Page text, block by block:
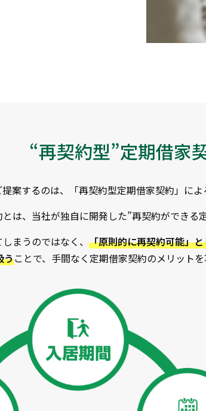
“再契約型”定期借家
案するのは、「再契約型定期借家契約」によ
は、当社が独自に開発した”再契約ができる
まうのではなく、 「原則的に再契約可能」
うことで、手間なく定期借家契約のメリット